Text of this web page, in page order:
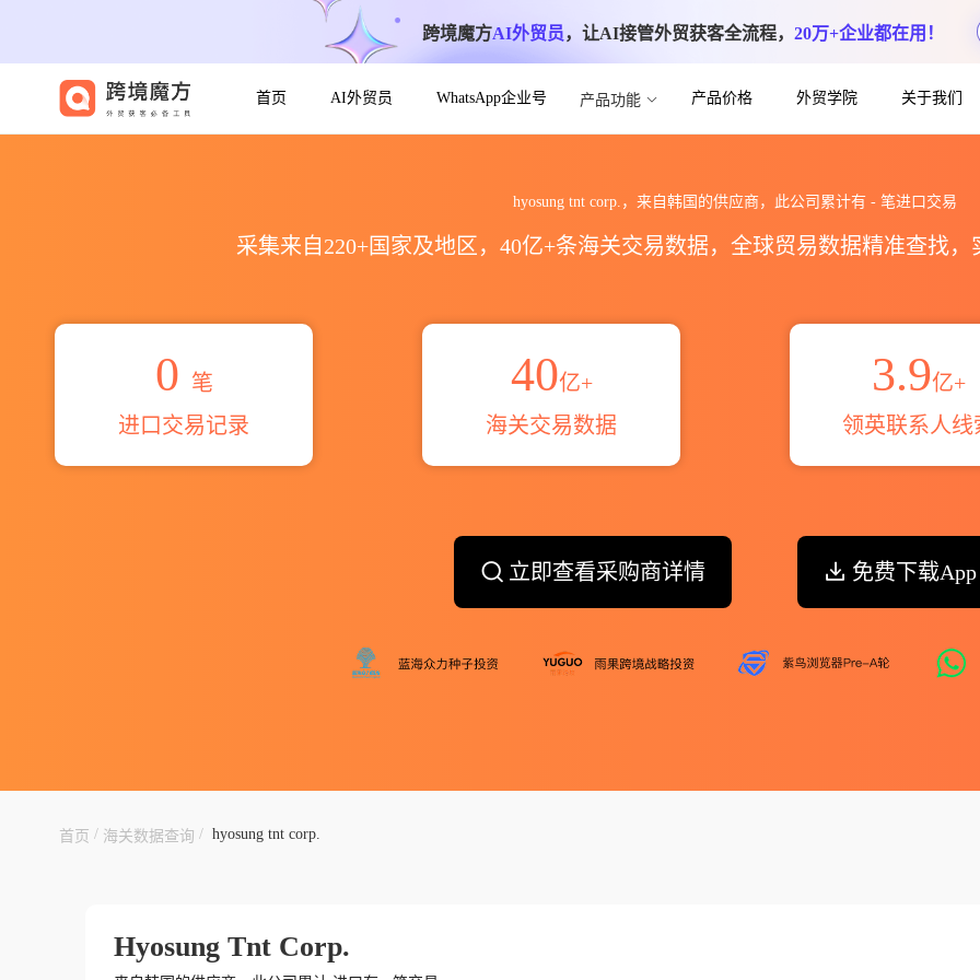
跨境魔方AI外贸员，让AI接管外贸获客全流程， 20万+企业都在用！
首页 AI外贸员 WhatsApp企业号 产品功能 产品价格 外贸学院 关于我们
hyosung tnt corp.，来自韩国的供应商，此公司累计有 - 笔进口交易
采集来自220+国家及地区，40亿+条海关交易数据，全球贸易数据精准查找
0 笔
进口交易记录
40亿+
海关交易数据
3.9亿+
领英联系人线
立即查看采购商详情 免费下载App
首页 / 海关数据查询 / hyosung tnt corp.
Hyosung Tnt Corp.